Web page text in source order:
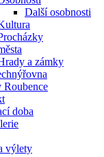
Další osobnosti
a zámky
Roubence
doba
výlety